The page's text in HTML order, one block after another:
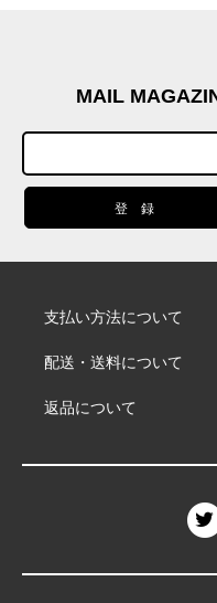
MAIL
支払い方法について
配送・送料について
返品について